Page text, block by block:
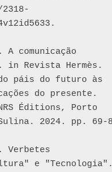
A comunicação
in Revista Hermès.
páis do futuro às
do presente.
Éditions, Porto
Verbetes
e "Tecnologia".